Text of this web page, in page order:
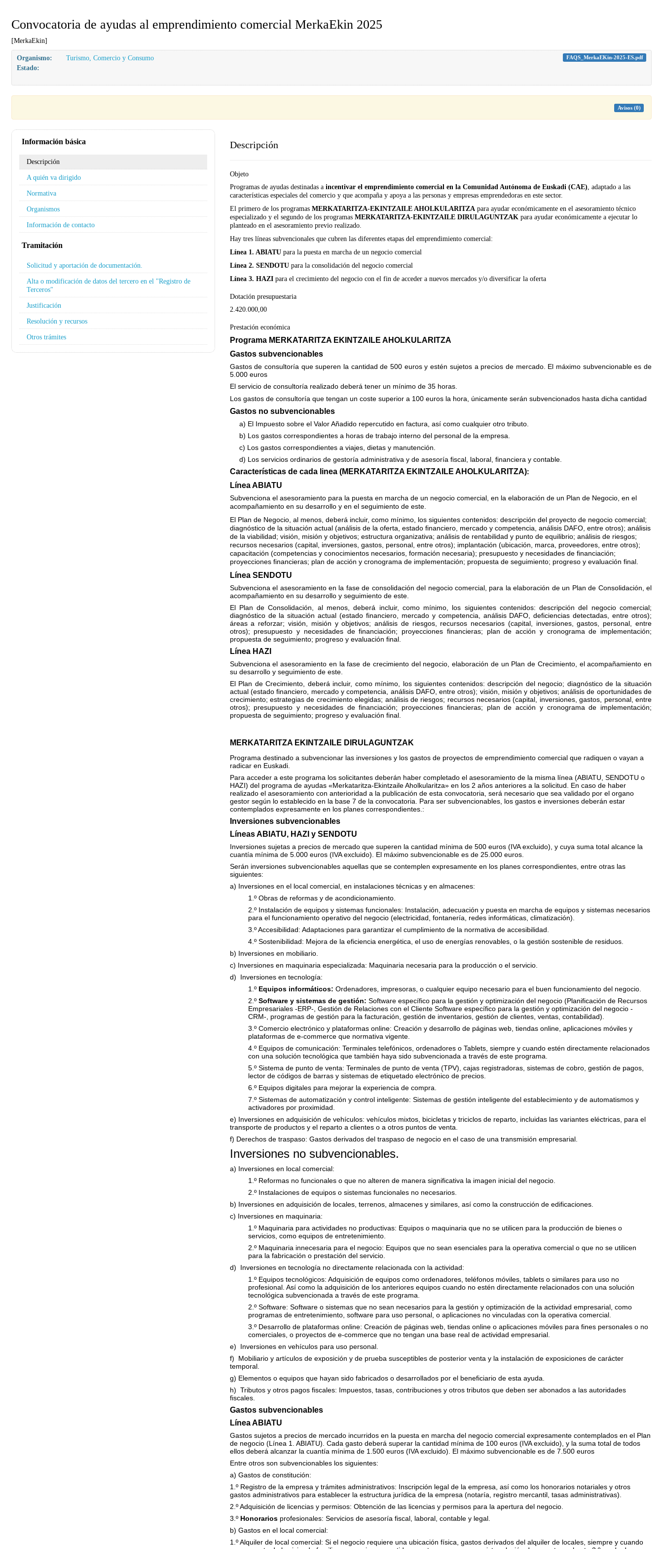
Convocatoria de ayudas al emprendimiento comercial MerkaEkin 2025
[MerkaEkin]
Organismo:
Turismo, Comercio y Consumo
Estado:
FAQS_MerkaEKin-2025-ES.pdf
Avisos (0)
Información básica
Descripción
A quién va dirigido
Normativa
Organismos
Información de contacto
Tramitación
Solicitud y aportación de documentación.
Alta o modificación de datos del tercero en el "Registro de
Terceros"
Justificación
Resolución y recursos
Otros trámites
Descripción
Objeto
Programas de ayudas destinadas a incentivar el emprendimiento comercial en la Comunidad Autónoma de Euskadi (CAE) , adaptado a las
características especiales del comercio y que acompaña y apoya a las personas y empresas emprendedoras en este sector.
El primero de los programas MERKATARITZA-EKINTZAILE AHOLKULARITZA para ayudar económicamente en el asesoramiento técnico
especializado y el segundo de los programas MERKATARITZA-EKINTZAILE DIRULAGUNTZAK para ayudar económicamente a ejecutar lo
planteado en el asesoramiento previo realizado.
Hay tres líneas subvencionales que cubren las diferentes etapas del emprendimiento comercial:
Línea 1. ABIATUpara la puesta en marcha de un negocio comercial
Línea 2. SENDOTUpara la consolidación del negocio comercial
Línea 3. HAZIpara el crecimiento del negocio con el fin de acceder a nuevos mercados y/o diversificar la oferta
Dotación presupuestaria
2.420.000,00
Prestación económica
Programa MERKATARITZA EKINTZAILE AHOLKULARITZA
Gastos subvencionables
Gastos de consultoría que superen la cantidad de 500 euros y estén sujetos a precios de mercado. El máximo subvencionable es de
5.000 euros
El servicio de consultoría realizado deberá tener un mínimo de 35 horas.
Los gastos de consultoría que tengan un coste superior a 100 euros la hora, únicamente serán subvencionados hasta dicha cantidad
Gastos no subvencionables
a) El Impuesto sobre el Valor Añadido repercutido en factura, así como cualquier otro tributo.
b) Los gastos correspondientes a horas de trabajo interno del personal de la empresa.
c) Los gastos correspondientes a viajes, dietas y manutención.
d) Los servicios ordinarios de gestoría administrativa y de asesoría fiscal, laboral, financiera y contable.
Características de cada linea (MERKATARITZA EKINTZAILE AHOLKULARITZA):
Línea ABIATU
Subvenciona el asesoramiento para la puesta en marcha de un negocio comercial, en la elaboración de un Plan de Negocio, en el
acompañamiento en su desarrollo y en el seguimiento de este.
El Plan de Negocio, al menos, deberá incluir, como mínimo, los siguientes contenidos: descripción del proyecto de negocio comercial;
diagnóstico de la situación actual (análisis de la oferta, estado financiero, mercado y competencia, análisis DAFO, entre otros); análisis
de la viabilidad; visión, misión y objetivos; estructura organizativa; análisis de rentabilidad y punto de equilibrio; análisis de riesgos;
recursos necesarios (capital, inversiones, gastos, personal, entre otros); implantación (ubicación, marca, proveedores, entre otros);
capacitación (competencias y conocimientos necesarios, formación necesaria); presupuesto y necesidades de financiación;
proyecciones financieras; plan de acción y cronograma de implementación; propuesta de seguimiento; progreso y evaluación final.
Línea SENDOTU
Subvenciona el asesoramiento en la fase de consolidación del negocio comercial, para la elaboración de un Plan de Consolidación, el
acompañamiento en su desarrollo y seguimiento de este.
El Plan de Consolidación, al menos, deberá incluir, como mínimo, los siguientes contenidos: descripción del negocio comercial;
diagnóstico de la situación actual (estado financiero, mercado y competencia, análisis DAFO, deficiencias detectadas, entre otros);
áreas a reforzar; visión, misión y objetivos; análisis de riesgos, recursos necesarios (capital, inversiones, gastos, personal, entre
otros); presupuesto y necesidades de financiación; proyecciones financieras; plan de acción y cronograma de implementación;
propuesta de seguimiento; progreso y evaluación final.
Línea HAZI
Subvenciona el asesoramiento en la fase de crecimientodel negocio ,elaboración de un Plan de Crecimiento, el acompañamiento en
su desarrollo y seguimiento de este.
El Plan de Crecimiento, deberá incluir, como mínimo, los siguientes contenidos: descripción del negocio; diagnóstico de la situación
actual (estado financiero, mercado y competencia, análisis DAFO, entre otros); visión, misión y objetivos; análisis de oportunidades de
crecimiento; estrategias de crecimiento elegidas; análisis de riesgos; recursos necesarios (capital, inversiones, gastos, personal, entre
otros); presupuesto y necesidades de financiación; proyecciones financieras; plan de acción y cronograma de implementación;
propuesta de seguimiento; progreso y evaluación final.
MERKATARITZA EKINTZAILE DIRULAGUNTZAK
Programa destinado a subvencionar las inversiones y los gastos de proyectos de emprendimiento comercial que radiquen o vayan a
radicar en Euskadi.
Para acceder a este programa los solicitantes deberán haber completado el asesoramiento de la misma línea (ABIATU, SENDOTU o
HAZI) del programa de ayudas «Merkataritza-Ekintzaile Aholkularitza» en los 2 años anteriores a la solicitud. En caso de haber
realizado el asesoramiento con anterioridad a la publicación de esta convocatoria, será necesario que sea validado por el organo
gestor según lo establecido en la base 7 de la convocatoria. Para ser subvencionables, los gastos e inversiones deberán estar
contemplados expresamente en los planes correspondientes.:
Inversiones subvencionables
Líneas ABIATU, HAZI y SENDOTU
Inversiones sujetas a precios de mercado que superen la cantidad mínima de 500 euros (IVA excluido), y cuya suma total alcance la
cuantía mínima de 5.000 euros (IVA excluido). El máximo subvencionable es de 25.000 euros.
Serán inversiones subvencionables aquellas que se contemplen expresamente en los planes correspondientes, entre otras las
siguientes:
a) Inversiones en el local comercial, en instalaciones técnicas y en almacenes:
1.ºObras de reformas y de acondicionamiento.
2.º Instalación de equipos y sistemas funcionales: Instalación, adecuación y puesta en marcha de equipos y sistemas necesarios
para el funcionamiento operativo del negocio (electricidad, fontanería, redes informáticas, climatización).
3.ºAccesibilidad: Adaptaciones para garantizar el cumplimiento de la normativa de accesibilidad.
4.º Sostenibilidad: Mejora de la eficiencia energética, el uso deenergías renovables, o la gestión sostenible de residuos.
b) Inversiones en mobiliario.
c) Inversiones en maquinaria especializada: Maquinaria necesaria para la producción o el servicio.
d) Inversiones en tecnología:
1.º Equipos informáticos: Ordenadores, impresoras, o cualquier equipo necesario para el buen funcionamiento del negocio.
2.ºSoftware y sistemas de gestión: Software específico para la gestión y optimización del negocio (Planificación de Recursos
Empresariales -ERP-, Gestión de Relaciones con el Cliente Software específico para la gestión y optimización del negocio -
CRM-, programas de gestión para la facturación, gestión de inventarios, gestión de clientes, ventas, contabilidad).
3.ºComercio electrónico y plataformas online: Creación y desarrollo de páginas web, tiendas online, aplicaciones móviles y
plataformas de e-commerce que normativa vigente.
4.º Equipos de comunicación: Terminales telefónicos, ordenadores o Tablets, siempre y cuando estén directamente relacionados
con una solución tecnológica que también haya sido subvencionada a través de este programa.
5.ºSistema de punto de venta:Terminales de punto de venta (TPV), cajas registradoras, sistemas de cobro, gestión de pagos,
lector de códigos de barras y sistemas de etiquetado electrónico de precios.
6.º Equipos digitales para mejorar la experiencia de compra.
7.ºSistemas de automatización y control inteligente: Sistemas de gestión inteligente del establecimiento y de automatismos y
activadores por proximidad.
e) Inversiones en adquisición de vehículos: vehículos mixtos, bicicletas y triciclos de reparto, incluidas las variantes eléctricas, para el
transporte de productos y el reparto a clientes o a otros puntos de venta.
f) Derechos de traspaso: Gastos derivados del traspaso de negocio en el caso de una transmisión empresarial.
Inversiones no subvencionables.
a) Inversionesen local comercial:
1.º Reformas no funcionales o que no alteren de manera significativa la imagen inicial del negocio.
2.º Instalaciones de equipos o sistemas funcionales no necesarios.
b) Inversiones en adquisición de locales, terrenos, almacenes y similares, así como la construcción de edificaciones.
c) Inversionesen maquinaria:
1.º Maquinaria para actividades no productivas: Equipos o maquinaria que no se utilicen para la producción de bienes o
servicios, como equipos de entretenimiento.
2.º Maquinaria innecesaria para el negocio: Equipos que no sean esenciales para la operativa comercial o que no se utilicen
para la fabricación o prestación del servicio.
d) Inversionesen tecnología no directamente relacionada con la actividad:
1.º Equipos tecnológicos: Adquisición de equipos como ordenadores, teléfonos móviles, tablets o similares para uso no
profesional. Así como la adquisición de los anteriores equipos cuando no estén directamente relacionados con una solución
tecnológica subvencionada a través de este programa.
2.º Software: Software o sistemas que no sean necesarios para la gestión y optimización de la actividad empresarial, como
programas de entretenimiento, software para uso personal, o aplicaciones no vinculadas con la operativa comercial.
3.º Desarrollo de plataformas online: Creación de páginas web, tiendas online o aplicaciones móviles para fines personales o no
comerciales, o proyectos de e-commerce que no tengan una base real de actividad empresarial.
e) Inversiones en vehículos para uso personal.
f) Mobiliario y artículos de exposición y de prueba susceptibles de posterior venta y la instalación de exposiciones de carácter
temporal.
g) Elementos o equipos que hayan sido fabricados o desarrollados por el beneficiario de esta ayuda.
h) Tributos y otros pagos fiscales: Impuestos, tasas, contribuciones y otros tributos que deben ser abonados a las autoridades
fiscales.
Gastos subvencionables
Línea ABIATU
Gastos sujetos a precios de mercado incurridos en la puesta en marcha del negocio comercial expresamente contemplados en el Plan
de negocio (Línea 1. ABIATU). Cada gasto deberá superar la cantidad mínima de 100 euros (IVA excluido), y la suma total de todos
ellos deberá alcanzar la cuantía mínima de 1.500 euros (IVA excluido). El máximo subvencionable es de 7.500 euros
Entre otros son subvencionables los siguientes:
a) Gastos de constitución:
1.º Registro de la empresa y trámites administrativos: Inscripción legal de la empresa, así como los honorarios notariales y otros
gastos administrativos para establecer la estructura jurídica de la empresa (notaría, registro mercantil, tasas administrativas).
2.ºAdquisición de licencias y permisos: Obtención de las licencias y permisos para la apertura del negocio.
3.º Honorarios profesionales: Servicios de asesoría fiscal, laboral, contable y legal.
b) Gastos en el local comercial:
1.ºAlquiler de local comercial: Si el negocio requiere una ubicación física, gastos derivados del alquiler de locales, siempre y cuando